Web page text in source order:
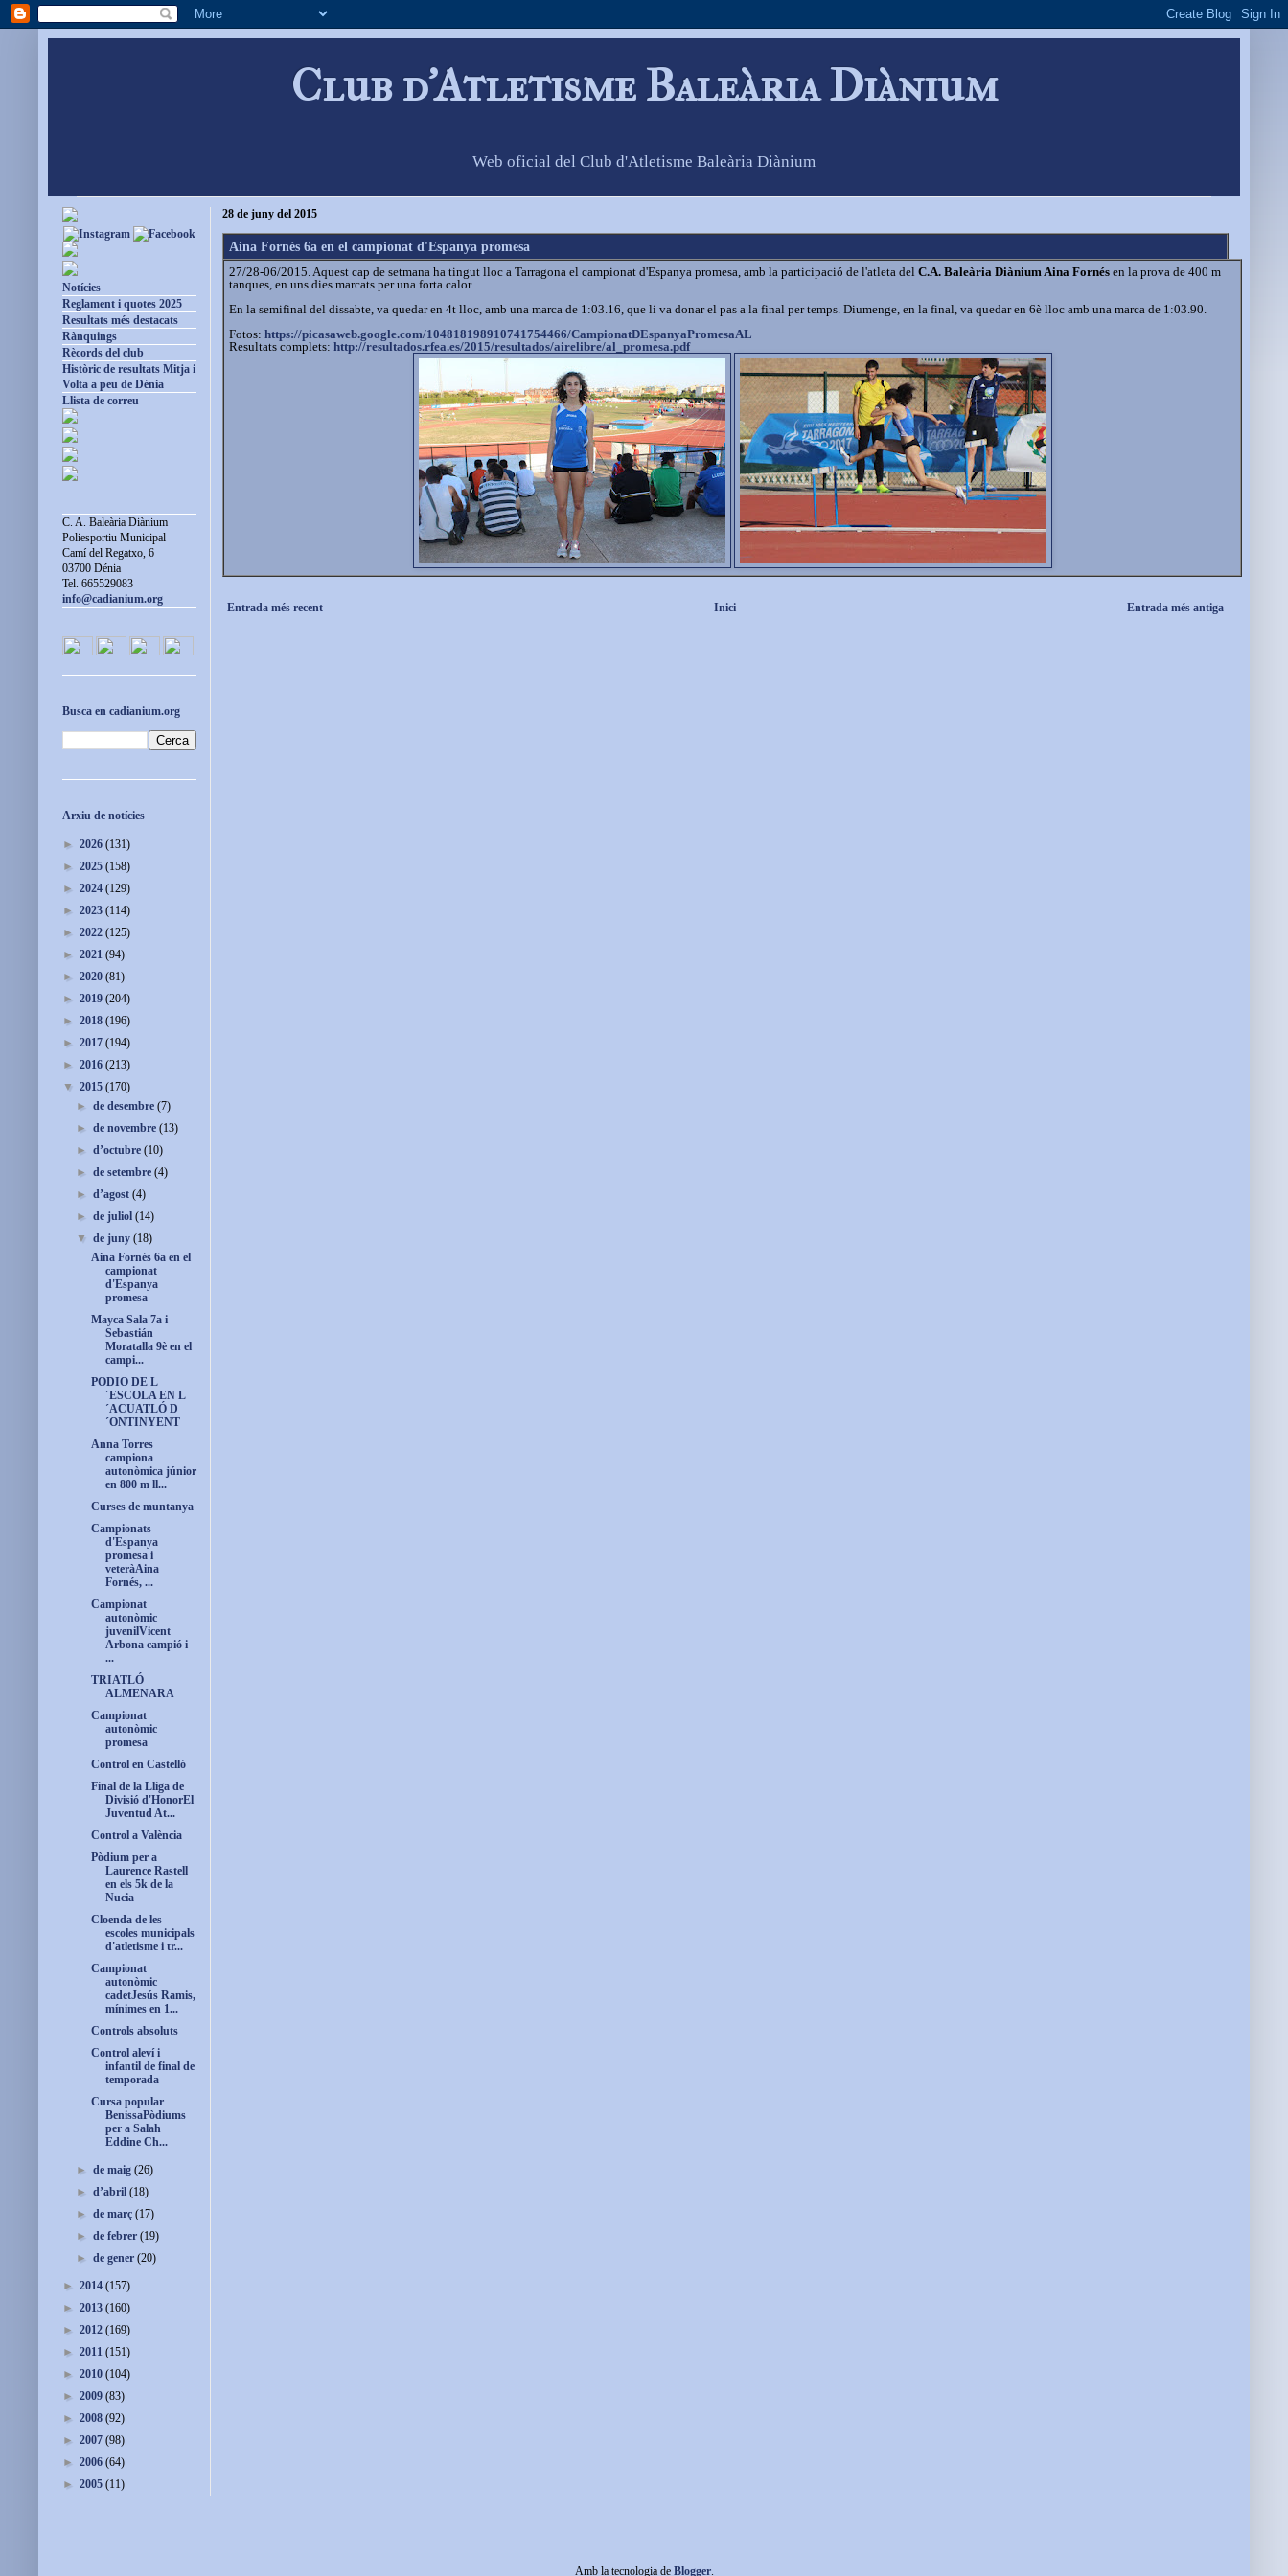
Club d'Atletisme Baleària Diànium
Web oficial del Club d'Atletisme Baleària Diànium
28 de juny del 2015
Aina Fornés 6a en el campionat d'Espanya promesa
27/28-06/2015. Aquest cap de setmana ha tingut lloc a Tarragona el campionat d'Espanya promesa, amb la participació de l'atleta del C.A. Baleària Diànium Aina Fornés en la prova de 400 m
tanques, en uns dies marcats per una forta calor.
En la semifinal del dissabte, va quedar en 4t lloc, amb una marca de 1:03.16, que li va donar el pas a la final per temps. Diumenge, en la final, va quedar en 6è lloc amb una marca de 1:03.90.
Fotos: https://picasaweb.google.com/104818198910741754466/CampionatDEspanyaPromesaAL
Resultats complets: http://resultados.rfea.es/2015/resultados/airelibre/al_ promesa.pdf
Entrada més recent Entrada més antiga
Inici
Notícies
Reglament i quotes 2025
Resultats més destacats
Rànquings
Rècords del club
Històric de resultats Mitja i
Volta a peu de Dénia
Llista de correu
C. A. Baleària Diànium
Poliesportiu Municipal
Camí del Regatxo, 6
03700 Dénia
Tel. 665529083
info@cadianium.org
Busca en cadianium.org
Arxiu de notícies
► 2026 (131)
► 2025 (158)
► 2024 (129)
► 2023 (114)
► 2022 (125)
► 2021 (94)
► 2020 (81)
► 2019 (204)
► 2018 (196)
► 2017 (194)
► 2016 (213)
▼ 2015 (170)
►de desembre(7)
►de novembre(13)
►d’octubre(10)
►de setembre(4)
►d’agost(4)
►de juliol(14)
▼de juny(18)
Aina Fornés 6a en el
campionat
d'Espanya
promesa
Mayca Sala 7a i
Sebastián
Moratalla 9è en el
campi...
PODIO DE L
´ESCOLA EN L
´ACUATLÓ D
´ONTINYENT
Anna Torres
campiona
autonòmica júnior
en 800 m ll...
Curses de muntanya
Campionats
d'Espanya
promesa i
veteràAina
Fornés, ...
Campionat
autonòmic
juvenilVicent
Arbona campió i
...
TRIATLÓ
ALMENARA
Campionat
autonòmic
promesa
Control en Castelló
Final de la Lliga de
Divisió d'HonorEl
Juventud At...
Control a València
Pòdium per a
Laurence Rastell
en els 5k de la
Nucia
Cloenda de les
escoles municipals
d'atletisme i tr...
Campionat
autonòmic
cadetJesús Ramis,
mínimes en 1...
Controls absoluts
Control aleví i
infantil de final de
temporada
Cursa popular
BenissaPòdiums
per a Salah
Eddine Ch...
►de maig(26)
►d’abril(18)
►de març(17)
►de febrer(19)
►de gener(20)
► 2014 (157)
► 2013 (160)
► 2012 (169)
► 2011 (151)
► 2010 (104)
► 2009 (83)
► 2008 (92)
► 2007 (98)
► 2006 (64)
► 2005 (11)
Amb la tecnologia de Blogger.